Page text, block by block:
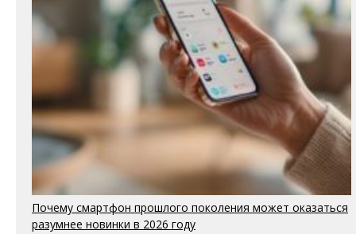
Почему смартфон прошлого поколения может оказаться
разумнее новинки в 2026 году